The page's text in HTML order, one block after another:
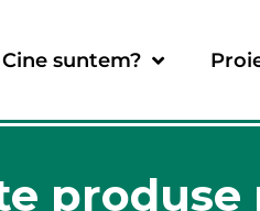
Cine suntem?